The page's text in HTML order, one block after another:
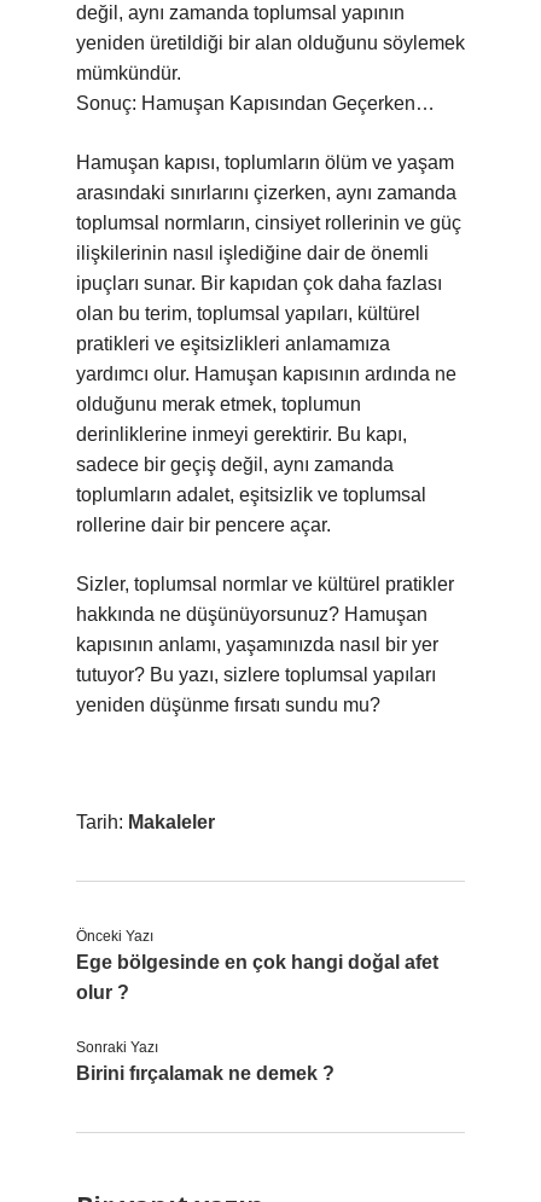
değil, aynı zamanda toplumsal yapının
yeniden üretildiği bir alan olduğunu söylemek
mümkündür.
Sonuç: Hamuşan Kapısından Geçerken…
Hamuşan kapısı, toplumların ölüm ve yaşam
arasındaki sınırlarını çizerken, aynı zamanda
toplumsal normların, cinsiyet rollerinin ve güç
ilişkilerinin nasıl işlediğine dair de önemli
ipuçları sunar. Bir kapıdan çok daha fazlası
olan bu terim, toplumsal yapıları, kültürel
pratikleri ve eşitsizlikleri anlamamıza
yardımcı olur. Hamuşan kapısının ardında ne
olduğunu merak etmek, toplumun
derinliklerine inmeyi gerektirir. Bu kapı,
sadece bir geçiş değil, aynı zamanda
toplumların adalet, eşitsizlik ve toplumsal
rollerine dair bir pencere açar.
Sizler, toplumsal normlar ve kültürel pratikler
hakkında ne düşünüyorsunuz? Hamuşan
kapısının anlamı, yaşamınızda nasıl bir yer
tutuyor? Bu yazı, sizlere toplumsal yapıları
yeniden düşünme fırsatı sundu mu?
Tarih: Makaleler
Önceki Yazı
Ege bölgesinde en çok hangi doğal afet
olur ?
Sonraki Yazı
Birini fırçalamak ne demek ?